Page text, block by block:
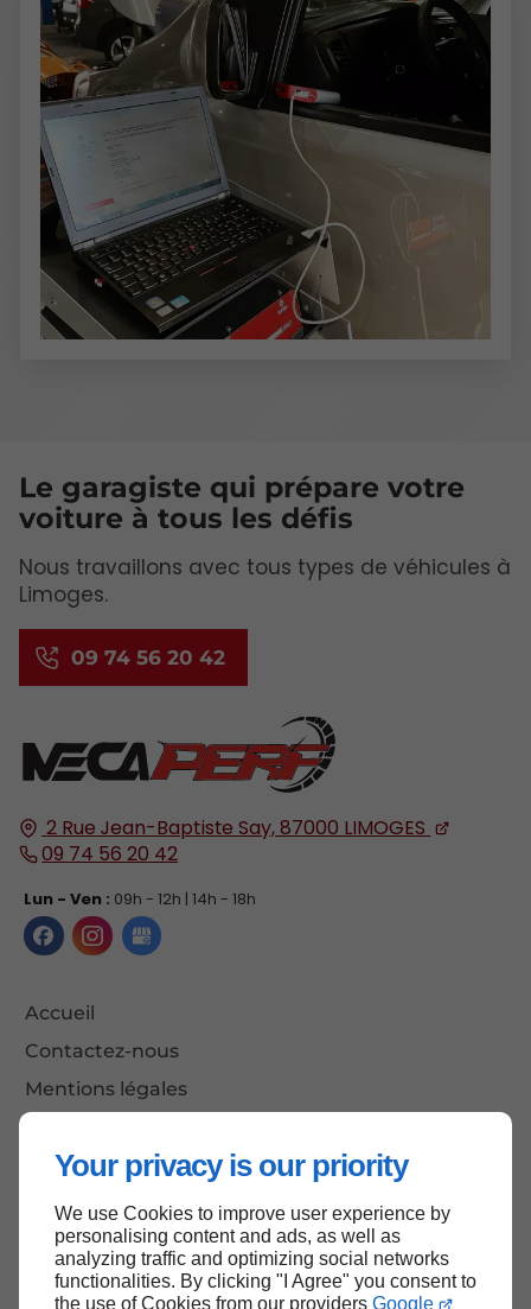
Your privacy is our priority
We use Cookies to improve user experience by
personalising content and ads, as well as
analyzing traffic and optimizing social networks
functionalities. By clicking "I Agree" you consent to
the use of Cookies from our providers Google
2 Rue Jean-Baptiste Say,87000 LIMOGES
09 74 56 20 42
Lun - Ven : 09h - 12h | 14h - 18h
Accueil
Contactez-nous
Mentions légales
Le garagiste qui prépare votre
voiture à tous les défis
Nous travaillons avec tous types de véhicules à
Limoges.
09 74 56 20 42
Haut de page